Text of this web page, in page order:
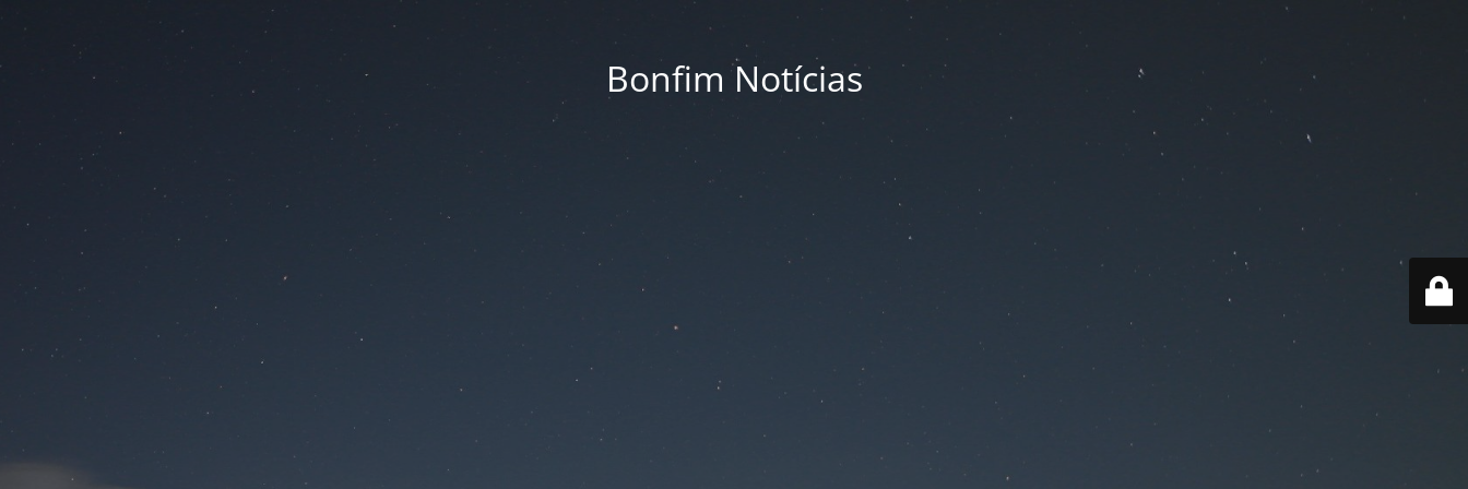
Bonfim Notícias